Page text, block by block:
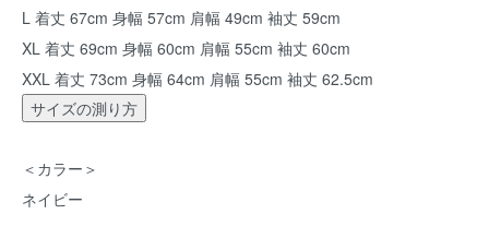
L 着丈 67cm 身幅 57cm 肩幅 49cm 袖丈 59cm
XL 着丈 69cm 身幅 60cm 肩幅 55cm 袖丈 60cm
XXL 着丈 73cm 身幅 64cm 肩幅 55cm 袖丈 62.5cm
サイズの測り方
＜カラー＞
ネイビー